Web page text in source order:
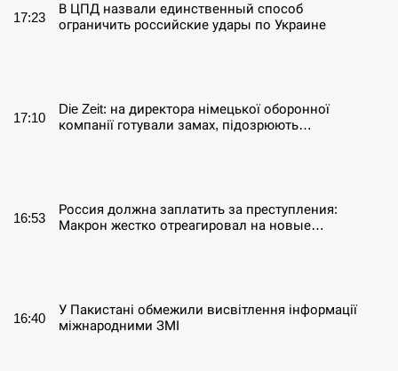
17:23
В ЦПД назвали единственный способ
ограничить российские удары по Украине
17:10
Die Zeit: на директора німецької оборонної
компанії готували замах, підозрюють…
16:53
Россия должна заплатить за преступления:
Макрон жестко отреагировал на новые…
16:40
У Пакистані обмежили висвітлення інформації
міжнародними ЗМІ